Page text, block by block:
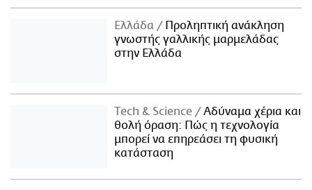
Ελλάδα
Προληπτική ανάκληση
γνωστής γαλλικής μαρμελάδας
στην Ελλάδα
Τech & Science
Αδύναμα χέρια και
θολή όραση: Πώς η τεχνολογία
μπορεί να επηρεάσει τη φυσική
κατάσταση